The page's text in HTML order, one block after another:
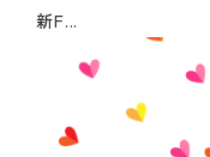
新F...